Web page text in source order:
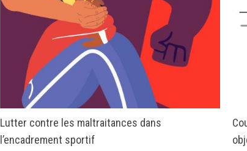
Lutter contre les maltraitances dans
l’encadrement sportif